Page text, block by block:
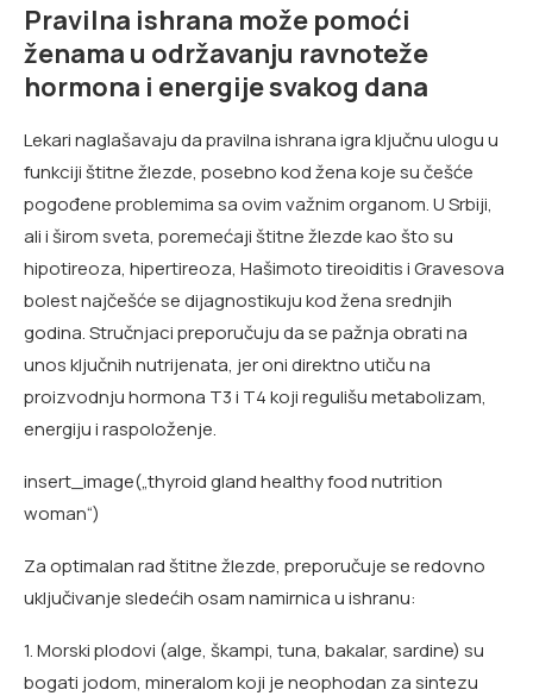
Pravilna ishrana može pomoći
ženama u održavanju ravnoteže
hormona i energije svakog dana
Lekari naglašavaju da pravilna ishrana igra ključnu ulogu u
funkciji štitne žlezde, posebno kod žena koje su češće
pogođene problemima sa ovim važnim organom. U Srbiji,
ali i širom sveta, poremećaji štitne žlezde kao što su
hipotireoza, hipertireoza, Hašimoto tireoiditis i Gravesova
bolest najčešće se dijagnostikuju kod žena srednjih
godina. Stručnjaci preporučuju da se pažnja obrati na
unos ključnih nutrijenata, jer oni direktno utiču na
proizvodnju hormona T3 i T4 koji regulišu metabolizam,
energiju i raspoloženje.
insert_image(„thyroid gland healthy food nutrition
woman“)
Za optimalan rad štitne žlezde, preporučuje se redovno
uključivanje sledećih osam namirnica u ishranu:
1. Morski plodovi (alge, škampi, tuna, bakalar, sardine) su
bogati jodom, mineralom koji je neophodan za sintezu